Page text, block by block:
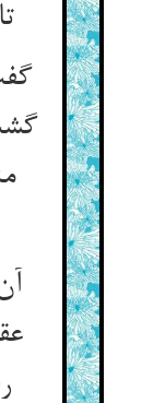
رحمةالله ای محب